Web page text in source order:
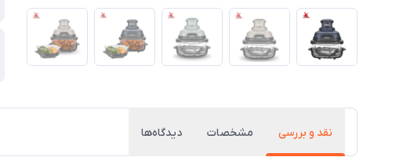
نقد و بررسی مشخصات دیدگاه‌ها